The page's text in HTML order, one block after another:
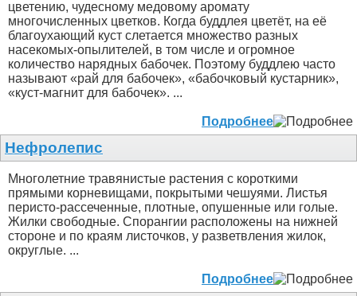
цветению, чудесному медовому аромату
многочисленных цветков. Когда буддлея цветёт, на её
благоухающий куст слетается множество разных
насекомых-опылителей, в том числе и огромное
количество нарядных бабочек. Поэтому буддлею часто
называют «рай для бабочек», «бабочковый кустарник»,
«куст-магнит для бабочек». ...
Подробнее
Нефролепис
Многолетние травянистые растения с короткими
прямыми корневищами, покрытыми чешуями. Листья
перисто-рассеченные, плотные, опушенные или голые.
Жилки свободные. Спорангии расположены на нижней
стороне и по краям листочков, у разветвления жилок,
округлые. ...
Подробнее